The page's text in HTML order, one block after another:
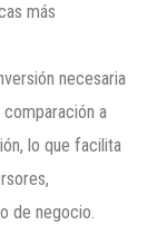
más
necesaria
a
lo que facilita
de negocio.